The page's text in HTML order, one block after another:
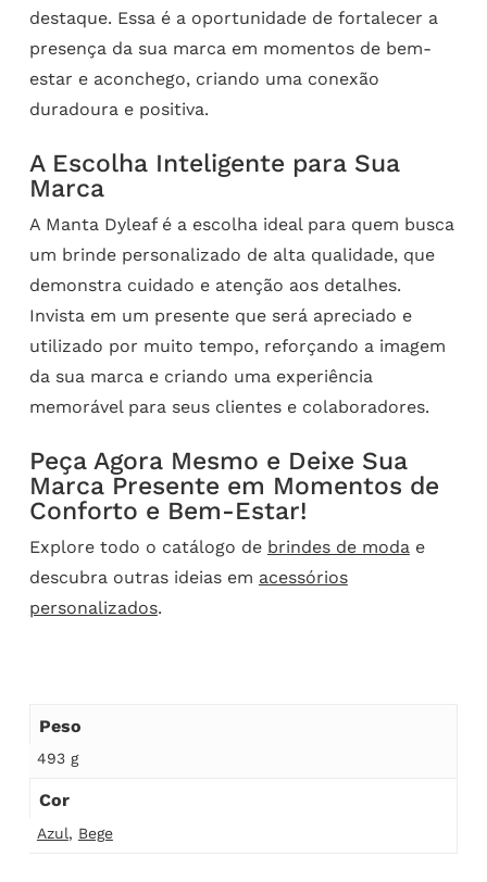
destaque. Essa é a oportunidade de fortalecer a
presença da sua marca em momentos de bem-
estar e aconchego, criando uma conexão
duradoura e positiva.
A Escolha Inteligente para Sua
Marca
A Manta Dyleaf é a escolha ideal para quem busca
um brinde personalizado de alta qualidade, que
demonstra cuidado e atenção aos detalhes.
Invista em um presente que será apreciado e
utilizado por muito tempo, reforçando a imagem
da sua marca e criando uma experiência
memorável para seus clientes e colaboradores.
Peça Agora Mesmo e Deixe Sua
Marca Presente em Momentos de
Conforto e Bem-Estar!
Explore todo o catálogo de brindes de moda e
descubra outras ideias em acessórios
personalizados.
Peso
493 g
Cor
Azul, Bege